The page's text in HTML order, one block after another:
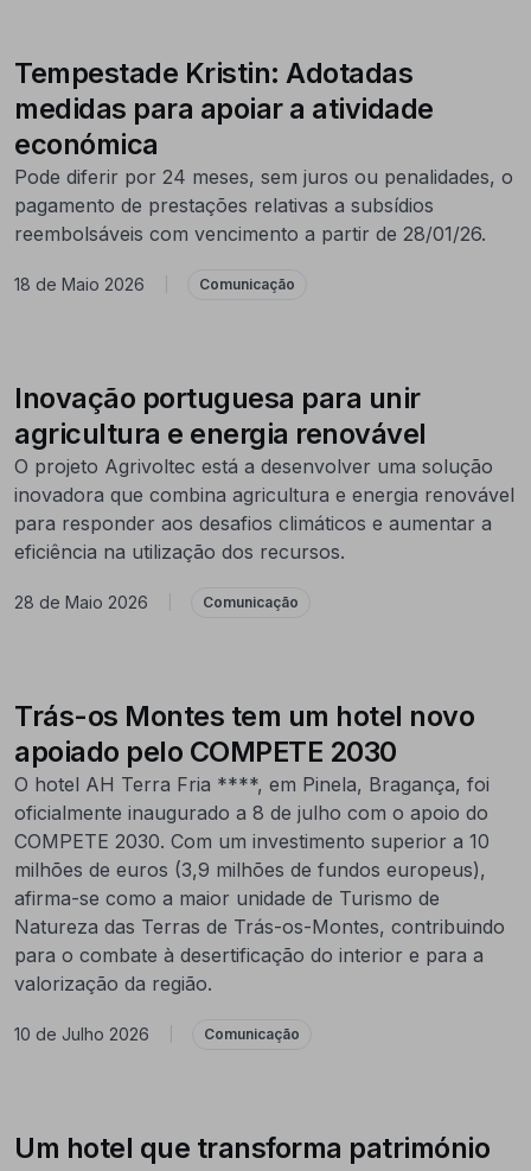
Tempestade Kristin: Adotadas
medidas para apoiar a atividade
económica
Pode diferir por 24 meses, sem juros ou penalidades, o
pagamento de prestações relativas a subsídios
reembolsáveis com vencimento a partir de 28/01/26.
18 de Maio 2026 Comunicação
Inovação portuguesa para unir
agricultura e energia renovável
O projeto Agrivoltec está a desenvolver uma solução
inovadora que combina agricultura e energia renovável
para responder aos desafios climáticos e aumentar a
eficiência na utilização dos recursos.
28 de Maio 2026 Comunicação
Trás-os Montes tem um hotel novo
apoiado pelo COMPETE 2030
O hotel AH Terra Fria ****, em Pinela, Bragança, foi
oficialmente inaugurado a 8 de julho com o apoio do
COMPETE 2030. Com um investimento superior a 10
milhões de euros (3,9 milhões de fundos europeus),
afirma-se como a maior unidade de Turismo de
Natureza das Terras de Trás-os-Montes, contribuindo
para o combate à desertificação do interior e para a
valorização da região.
10 de Julho 2026 Comunicação
Um hotel que transforma património